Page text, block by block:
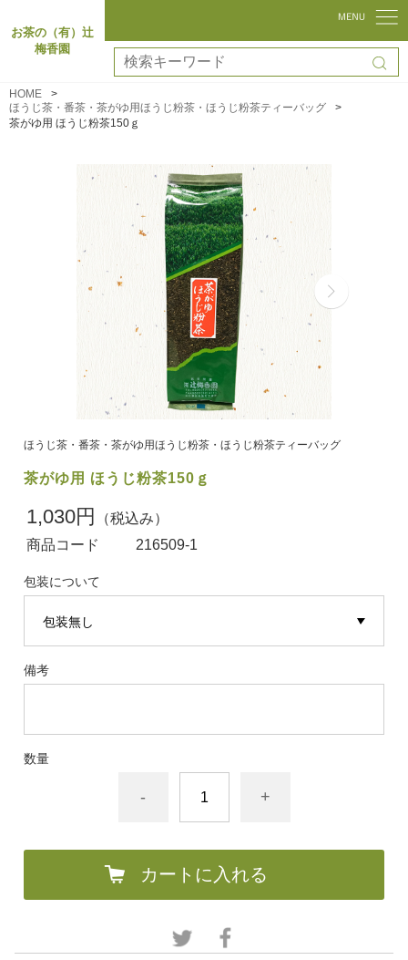
お茶の（有）辻
梅香園
HOME
ほうじ茶・番茶・茶がゆ用ほうじ粉茶・ほうじ粉茶ティーバッグ
茶がゆ用 ほうじ粉茶150ｇ
ほうじ茶・番茶・茶がゆ用ほうじ粉茶・ほうじ粉茶ティーバッグ
茶がゆ用 ほうじ粉茶150ｇ
1,030円
（税込み）
商品コード
216509-1
包装について
備考
数量
- +
カートに入れる